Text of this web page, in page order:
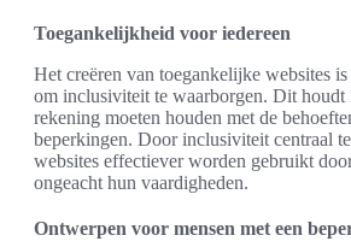
Toegankelijkheid voor iedereen
Het creëren van toegankelijke websites
om inclusiviteit te waarborgen. Dit houdt
rekening moeten houden met de
beperkingen. Door inclusiviteit centraal
websites effectiever worden gebruikt
ongeacht hun vaardigheden.
Ontwerpen voor mensen met een